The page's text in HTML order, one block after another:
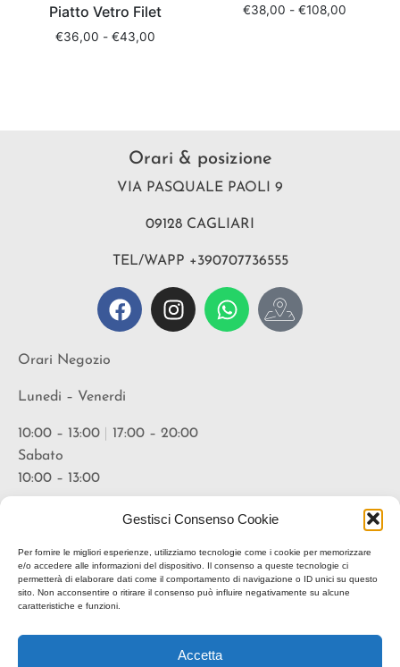
Gestisci Consenso Cookie
Per fornire le migliori esperienze, utilizziamo tecnologie come i cookie per memorizzare
e/o accedere alle informazioni del dispositivo. Il consenso a queste tecnologie ci
permetterà di elaborare dati come il comportamento di navigazione o ID unici su questo
sito. Non acconsentire o ritirare il consenso può influire negativamente su alcune
caratteristiche e funzioni.
Accetta
Piatto Vetro Filet
€36,00 - €43,00
€38,00 - €108,00
Orari & posizione
VIA PASQUALE PAOLI 9
09128 CAGLIARI
TEL/WAPP +390707736555
Orari Negozio
Lunedi – Venerdi
10:00 – 13:00
17:00 – 20:00
Sabato
10:00 – 13:00
Lunedi – Venerdi
18:00 – 20:30
* suggerita prenotazione